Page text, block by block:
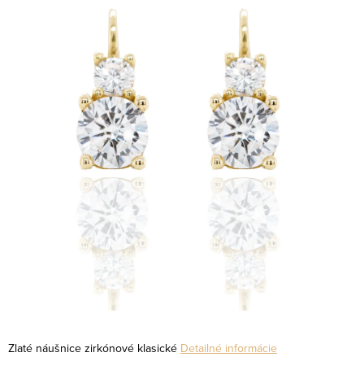
Zlaté náušnice zirkónové klasické Detailné informácie